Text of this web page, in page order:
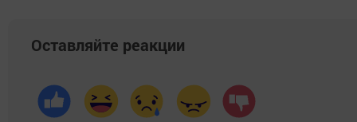
Оставляйте реакции